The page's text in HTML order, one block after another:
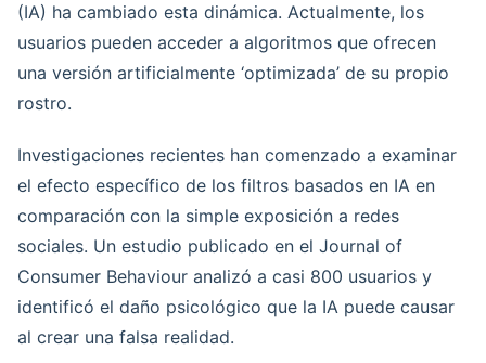
(IA) ha cambiado esta dinámica. Actualmente, los
usuarios pueden acceder a algoritmos que ofrecen
una versión artificialmente ‘optimizada’ de su propio
rostro.
Investigaciones recientes han comenzado a examinar
el efecto específico de los filtros basados en IA en
comparación con la simple exposición a redes
sociales. Un estudio publicado en el Journal of
Consumer Behaviour analizó a casi 800 usuarios y
identificó el daño psicológico que la IA puede causar
al crear una falsa realidad.